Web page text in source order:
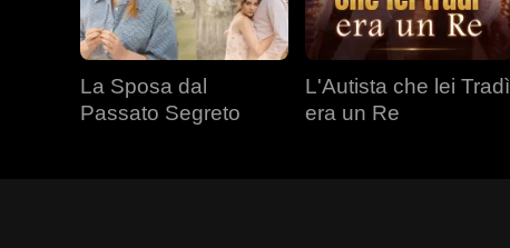
La Sposa dal
Passato Segreto
L'Autista che lei Tradì
era un Re